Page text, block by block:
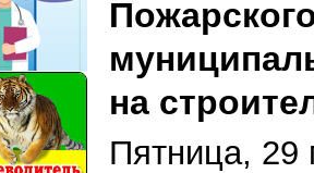
на
Пятница, 29